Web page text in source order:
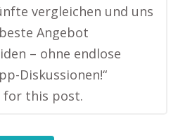
vergleichen und uns
Angebot
– ohne endlose
Diskussionen!“
for this post.